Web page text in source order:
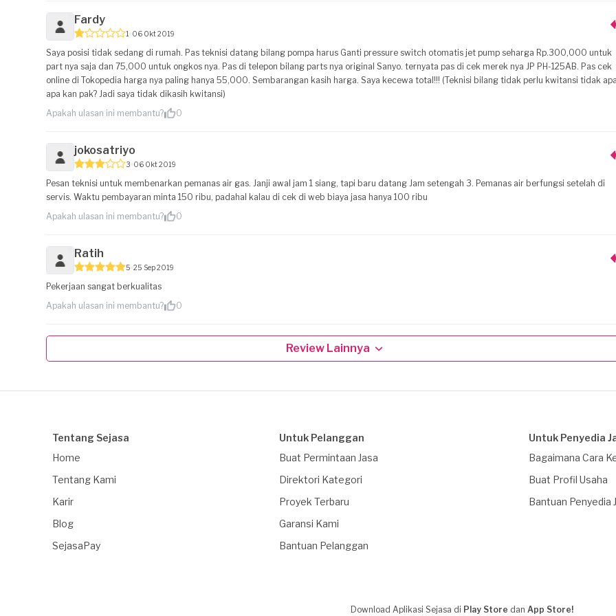
Fardy
1 06 Okt 2019
Saya posisi tidak sedang di rumah. Pas teknisi datang bilang pompa harus Ganti pressure switch otomatis jet pump seharga Rp.300,000 untuk
part nya saja dan 75,000 untuk ongkos nya. Pas di telepon bilang parts nya original Sanyo. ternyata pas di cek merek nya JP PH-125AB. Pas cek
online di Tokopedia harga nya paling hanya 55,000. Sembarangan kasih harga. Saya kecewa total!!! (Teknisi bilang tidak perlu kwitansi tidak
apa kan pak? Jadi saya tidak dikasih kwitansi)
Apakah ulasan ini membantu?
0
jokosatriyo
3 06 Okt 2019
Pesan teknisi untuk membenarkan pemanas air gas. Janji awal jam 1 siang, tapi baru datang Jam setengah 3. Pemanas air berfungsi setelah di
servis. Waktu pembayaran minta 150 ribu, padahal kalau di cek di web biaya jasa hanya 100 ribu
Apakah ulasan ini membantu?
0
Ratih
5 25 Sep 2019
Pekerjaan sangat berkualitas
Apakah ulasan ini membantu?
0
Review Lainnya
Tentang Sejasa
Home
Tentang Kami
Karir
Blog
SejasaPay
Untuk Pelanggan
Buat Permintaan Jasa
Direktori Kategori
Proyek Terbaru
Garansi Kami
Bantuan Pelanggan
Untuk Penyedia
Bagaimana Cara
Buat Profil Usaha
Bantuan Penyedia
Download Aplikasi Sejasa di Play Store dan App Store!